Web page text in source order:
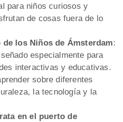
para niños curiosos y
de cosas fuera de lo
de los Niños de Ámsterdam:
especialmente para
interactivas y educativas.
sobre diferentes
la tecnología y la
en el puerto de